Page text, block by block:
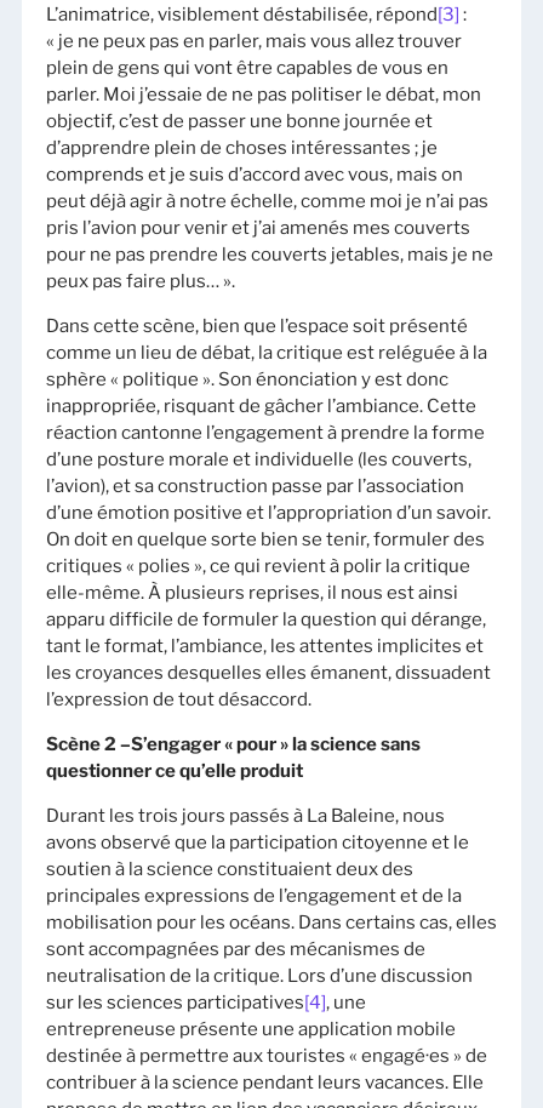
L’animatrice, visiblement déstabilisée, répond[3] :
« je ne peux pas en parler, mais vous allez trouver
plein de gens qui vont être capables de vous en
parler. Moi j’essaie de ne pas politiser le débat, mon
objectif, c’est de passer une bonne journée et
d’apprendre plein de choses intéressantes ; je
comprends et je suis d’accord avec vous, mais on
peut déjà agir à notre échelle, comme moi je n’ai pas
pris l’avion pour venir et j’ai amenés mes couverts
pour ne pas prendre les couverts jetables, mais je ne
peux pas faire plus… ».
Dans cette scène, bien que l’espace soit présenté
comme un lieu de débat, la critique est reléguée à la
sphère « politique ». Son énonciation y est donc
inappropriée, risquant de gâcher l’ambiance. Cette
réaction cantonne l’engagement à prendre la forme
d’une posture morale et individuelle (les couverts,
l’avion), et sa construction passe par l’association
d’une émotion positive et l’appropriation d’un savoir.
On doit en quelque sorte bien se tenir, formuler des
critiques « polies », ce qui revient à polir la critique
elle-même. À plusieurs reprises, il nous est ainsi
apparu difficile de formuler la question qui dérange,
tant le format, l’ambiance, les attentes implicites et
les croyances desquelles elles émanent, dissuadent
l’expression de tout désaccord.
Scène 2 –S’engager « pour » la science sans
questionner ce qu’elle produit
Durant les trois jours passés à La Baleine, nous
avons observé que la participation citoyenne et le
soutien à la science constituaient deux des
principales expressions de l’engagement et de la
mobilisation pour les océans. Dans certains cas, elles
sont accompagnées par des mécanismes de
neutralisation de la critique. Lors d’une discussion
sur les sciences participatives[4], une
entrepreneuse présente une application mobile
destinée à permettre aux touristes « engagé·es » de
contribuer à la science pendant leurs vacances. Elle